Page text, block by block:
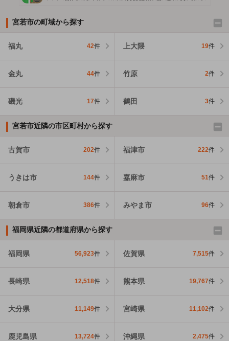
宮若市の町域から探す
福丸 42件 上大隈 19件
金丸 44件 竹原 2件
磯光 17件 鶴田 3件
宮若市近隣の市区町村から探す
古賀市 202件 福津市 222件
うきは市 144件 嘉麻市 51件
朝倉市 386件 みやま市 96件
福岡県近隣の都道府県から探す
福岡県 56,923件 佐賀県 7,515件
長崎県 12,518件 熊本県 19,767件
大分県 11,149件 宮崎県 11,102件
鹿児島県 13,724件 沖縄県 2,475件